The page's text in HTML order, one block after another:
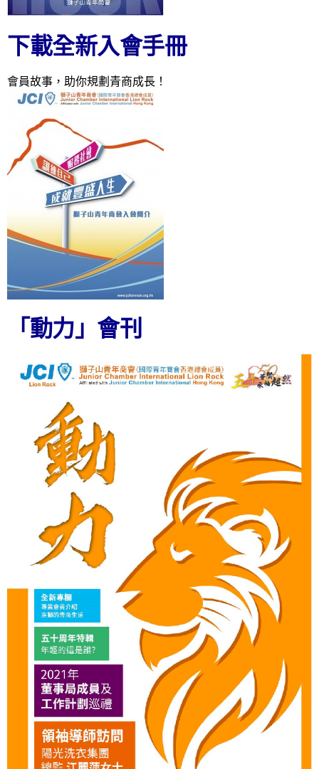
下載全新入會手冊
會員故事，助你規劃青商成長！
「動力」會刊